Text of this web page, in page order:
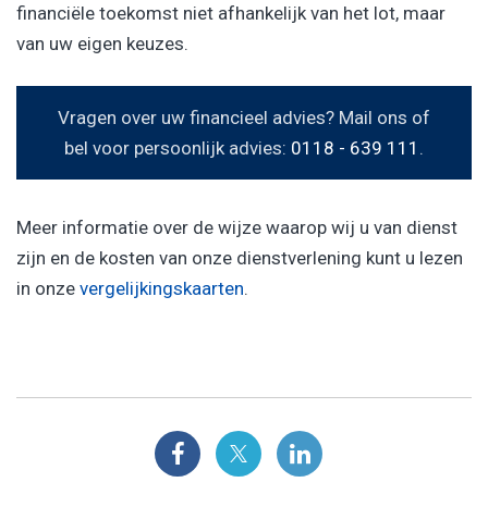
financiële toekomst niet afhankelijk van het lot, maar
van uw eigen keuzes.
Vragen over uw financieel advies? Mail ons of
bel voor persoonlijk advies: 0118 - 639 111 .
Meer informatie over de wijze waarop wij u van dienst
zijn en de kosten van onze dienstverlening kunt u lezen
in onze vergelijkingskaarten.